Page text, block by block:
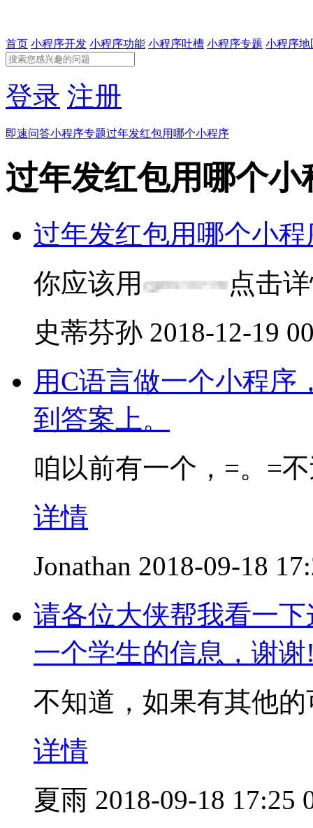
首页 小程序开发 小程序功能 小程序吐槽 小程序专题 小程序地
登录 注册
即速问答小程序专题过年发红包用哪个小程序
过年发红包用哪个小
过年发红包用哪个小程
你应该用
点击
史蒂芬孙 2018-12-19
用C语言做一个小程序
到答案上。
咱以前有一个，=。=
详情
Jonathan 2018-09-18
请各位大侠帮我看一
一个学生的信息，谢谢
不知道，如果有其他
详情
夏雨 2018-09-18 17:25